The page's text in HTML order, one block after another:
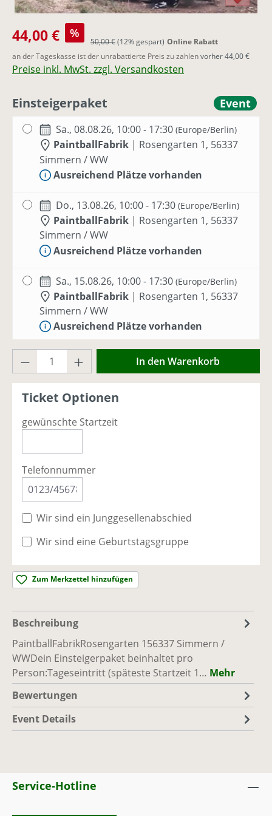
Verkaufspreis:
44,00 € %
Regulärer Preis:
50,00 €(12% gespart) Online Rabatt
an der Tageskasse ist der unrabattierte Preis zu zahlenvorher 44,00 €
Preise inkl. MwSt. zzgl. Versandkosten
Einsteigerpaket Event
Sa., 08.08.26, 10:00 - 17:30(Europe/Berlin)
PaintballFabrik | Rosengarten 1, 56337
Simmern / WW
Ausreichend Plätze vorhanden
Do., 13.08.26, 10:00 - 17:30(Europe/Berlin)
PaintballFabrik | Rosengarten 1, 56337
Simmern / WW
Ausreichend Plätze vorhanden
Sa., 15.08.26, 10:00 - 17:30(Europe/Berlin)
PaintballFabrik | Rosengarten 1, 56337
Simmern / WW
Ausreichend Plätze vorhanden
Sa., 22.08.26, 10:00 - 17:30(Europe/Berlin)
PaintballFabrik|Rosengarten 1, 56337
Simmern / WW
Nur noch einzelne Plätze vorhanden -
jetzt buchen!
Simmern / WW
Ausreichend Plätze vorhanden
Sa., 05.09.26, 10:00 - 17:00 (Europe/Berlin)
PaintballFabrik|Rosengarten 1, 56337
Ausreichend Plätze vorhanden
PaintballFabrik|Rosengarten 1, 56337
Simmern / WW
Ausreichend Plätze vorhanden
Sa., 12.09.26, 10:00 - 17:00(Europe/Berlin)
Simmern / WW
Ausreichend Plätze vorhanden
Simmern / WW
Produkt Anzahl: Gib den gewünschten
In den Warenkorb
Ticket Optionen
gewünschte Startzeit
Telefonnummer
Wir sind ein Junggesellenabschied
Wir sind eine Geburtstagsgruppe
Zum Merkzettel hinzufügen
Beschreibung
PaintballFabrikRosengarten 156337 Simmern /
WWDein Einsteigerpaket beinhaltet pro
Person:Tageseintritt (späteste Startzeit 1… Mehr
Bewertungen
Event Details
Service-Hotline